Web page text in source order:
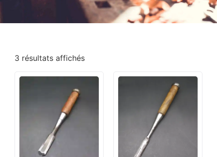
3 résultats affichés